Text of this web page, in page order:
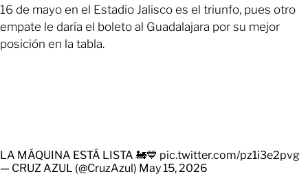
16 de mayo en el Estadio Jalisco es el triunfo, pues otro
empate le daría el boleto al Guadalajara por su mejor
posición en la tabla.
LA MÁQUINA ESTÁ LISTA 🚂💙 pic.twitter.com/pz1i3e2pvg
— CRUZ AZUL (@CruzAzul) May 15, 2026